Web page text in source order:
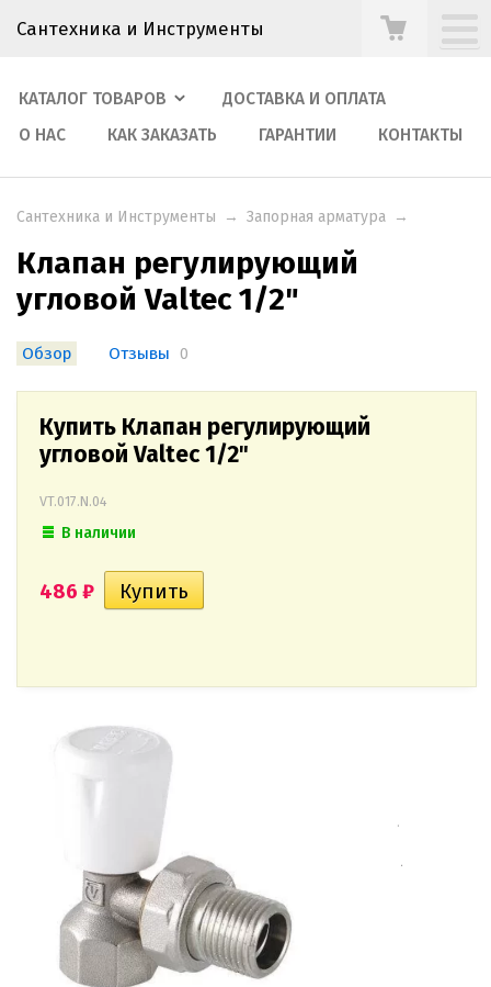
Сантехника и Инструменты
КАТАЛОГ ТОВАРОВ
ДОСТАВКА И ОПЛАТА
О НАС
КАК ЗАКАЗАТЬ ГАРАНТИИ КОНТАКТЫ
Сантехника и Инструменты → Запорная арматура →
Клапан регулирующий
угловой Valtec 1/2"
Обзор Отзывы 0
Купить Клапан регулирующий
угловой Valtec 1/2"
VT.017.N.04
В наличии
486 ₽